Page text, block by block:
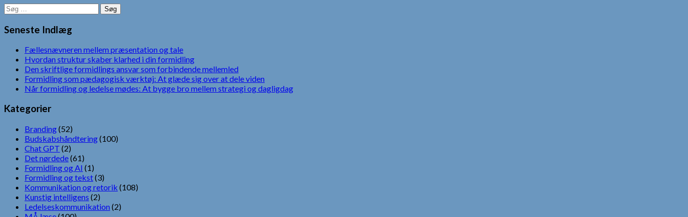
Søg
efter:
Seneste Indlæg
Fællesnævneren mellem præsentation og tale
Hvordan struktur skaber klarhed i din formidling
Den skriftlige formidlings ansvar som forbindende mellemled
Formidling som pædagogisk værktøj: At glæde sig over at dele viden
Når formidling og ledelse mødes: At bygge bro mellem strategi og dagligdag
Kategorier
Branding(52)
Budskabshåndtering(100)
Chat GPT (2)
Det nørdede(61)
Formidling og AI (1)
Formidling og tekst(3)
Kommunikation og retorik (108)
Kunstig intelligens (2)
Ledelseskommunikation (2)